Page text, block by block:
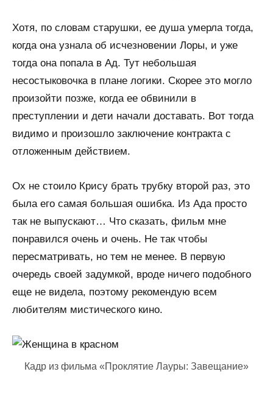
Хотя, по словам старушки, ее душа умерла тогда,
когда она узнала об исчезновении Лоры, и уже
тогда она попала в Ад. Тут небольшая
несостыковочка в плане логики. Скорее это могло
произойти позже, когда ее обвинили в
преступлении и дети начали доставать. Вот тогда
видимо и произошло заключение контракта с
отложенным действием.
Ох не стоило Крису брать трубку второй раз, это
была его самая большая ошибка. Из Ада просто
так не выпускают… Что сказать, фильм мне
понравился очень и очень. Не так чтобы
пересматривать, но тем не менее. В первую
очередь своей задумкой, вроде ничего подобного
еще не видела, поэтому рекомендую всем
любителям мистического кино.
Кадр из фильма «Проклятие Лауры: Завещание»